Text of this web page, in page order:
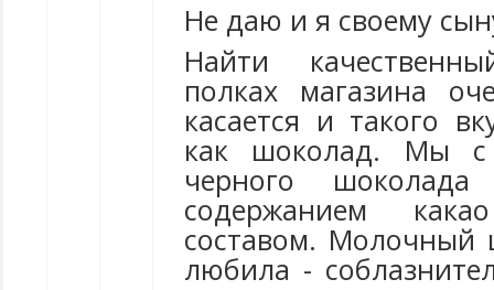
Не даю и я своему
Найти
полках магазина
касается и такого
как шоколад. Мы
черного
содержанием
составом.
любила -